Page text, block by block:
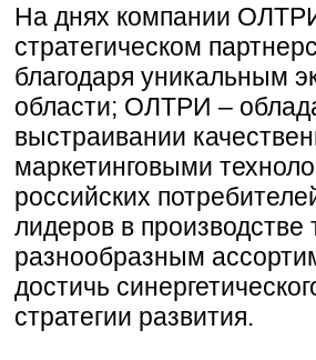
На днях компании
стратегическом
благодаря уникальным
области; ОЛТРИ –
выстраивании
маркетинговыми
российских
лидеров в производстве
разнообразным
достичь
стратегии развития.